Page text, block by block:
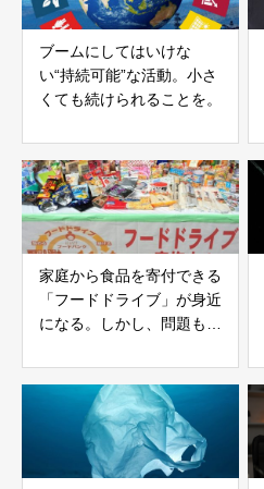
ブームにしてはいけな
い“持続可能”な活動。小さ
くても続けられることを。
家庭から食品を寄付できる
「フードドライブ」が身近
になる。しかし、問題もあ